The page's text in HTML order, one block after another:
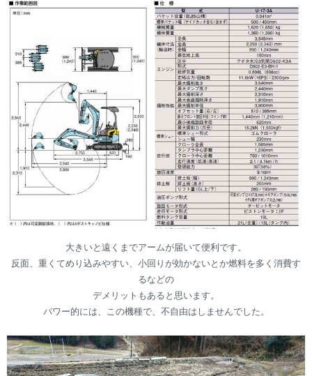
大きいと遠くまでアームが届いて便利です。
反面、重くてめり込みやすい、小回りが効かないとか燃料を多く消費す
るなどの
デメリットもあると思います。
パワー的には、この機種で、不自由はしませんでした。